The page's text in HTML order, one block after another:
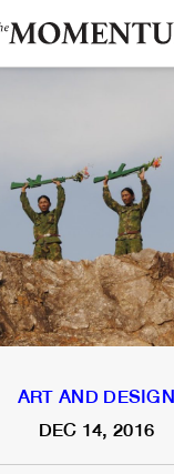
ART AND DESIGN
DEC 14, 2016